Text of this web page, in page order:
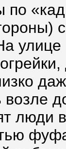
по
улице
люди